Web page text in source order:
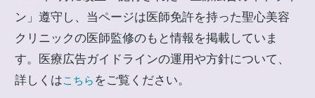
ン」遵守し、当ページは医師免許を持った聖心美容
クリニックの医師監修のもと情報を掲載していま
す。医療広告ガイドラインの運用や方針について、
詳しくはこちら をご覧ください。